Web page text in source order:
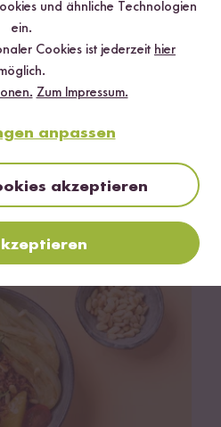
und ähnliche Technologien
ein.
Cookies ist jederzeit hier
Zum Impressum.
anpassen
akzeptieren